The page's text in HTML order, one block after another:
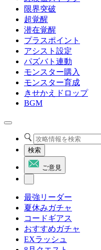
限界突破
超覚醒
潜在覚醒
プラスポイント
アシスト設定
パズバト連動
モンスター購入
モンスター育成
きせかえドロップ
BGM
検索
ご意見
最強リーダー
夏休みガチャ
コードギアス
おすすめガチャ
EXラッシュ